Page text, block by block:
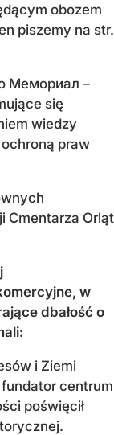
obozem
piszemy na str.
Мемориал –
się
wiedzy
praw
Cmentarza Orląt
w
dbałość o
i Ziemi
centrum
poświęcił